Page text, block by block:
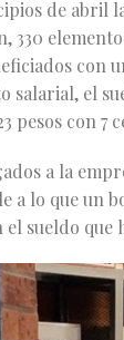
de abril
330
con
salarial, el
pesos con 7
a la
a lo que un
el sueldo que